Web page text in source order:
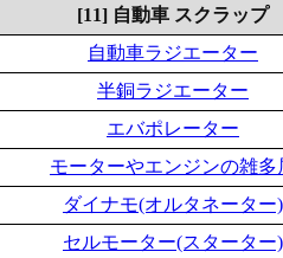
[11] 自動車 スクラップ
自動車ラジエーター
半銅ラジエーター
エバポレーター
モーターやエンジンの雑多
ダイナモ(オルタネーター)
セルモーター(スターター)